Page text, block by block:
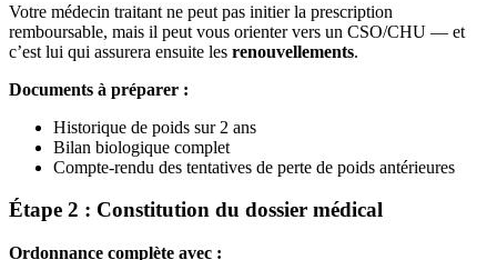
Votre médecin traitant ne peut pas initier la prescription
remboursable, mais il peut vous orienter vers un CSO/CHU — et
c’est lui qui assurera ensuite les renouvellements.
Documents à préparer :
Historique de poids sur 2 ans
Bilan biologique complet
Compte-rendu des tentatives de perte de poids antérieures
Étape 2 : Constitution du dossier médical
Ordonnance complète avec :